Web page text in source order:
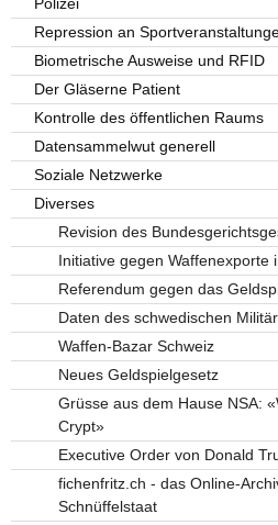
Polizei
Repression an
Biometrische Ausweise und RFID
Der Gläserne Patient
Kontrolle des öffentlichen Raums
Datensammelwut generell
Soziale Netzwerke
Diverses
Revision des
Initiative gegen Waffenexporte
Referendum gegen das
Daten des schwedischen
Waffen-Bazar Schweiz
Neues Geldspielgesetz
Grüsse aus dem Hause NSA:
Crypt»
Executive Order von Donald
fichenfritz.ch - das Online-
Schnüffelstaat